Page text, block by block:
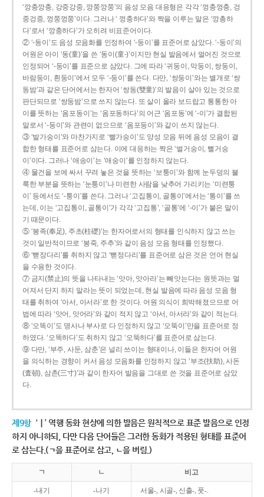
‘깡충깡충, 강중강중, 깡쭝깡쭝’의 음성 모음 대응형은 각각 ‘껑충껑충, 겅
중겅중, 껑쭝껑쭝’이다. 그러나 ‘ 껑충하다’와 짝을 이루는 말은 ‘깡총하
다’로서 ‘깡충하다’가 오히려 비표준어이다.
② ‘-동이’도 음성 모음화를 인정하여 ‘-둥이’를 표준어로 삼았다. ‘-둥이’의
어원은 아이 ‘동(童)’을 쓴 ‘동이(童-)’이지만 현실 발음에서 멀어진 것으로
인정되어 ‘-둥이’를 표준으로 삼았다. 그에 따라 ‘귀둥이, 막둥이, 쌍둥이,
바람둥이, 흰둥이’에서 모두 ‘-둥이’를 쓴다. 다만, ‘쌍둥이’와는 별개로 ‘쌍
동밤’과 같은 단어에서는 한자어 ‘쌍동(雙童)’의 발음이 살아 있는 것으로
판단되므로 ‘쌍둥밤’으로 쓰지 않는다. 또 살이 올라 보드랍고 통통한 아
이를 뜻하는 ‘옴포동이’는 ‘옴포동하다’의 어근 ‘옴포동’에 ‘-이’가 결합된
말로서 ‘-둥이’와 관련이 없으므로 ‘옴포둥이’와 같이 쓰지 않는다.
③ ‘발가숭이’와 마찬가지로 ‘빨가숭이’도 양성 모음 뒤에 음성 모음이 결
합한 형태를 표준어로 삼는다. 이에 대응하는 짝은 ‘벌거숭이, 뻘거숭
이’이다. 그러나 ‘애송이’는 ‘애숭이’를 인정하지 않는다.
④ 물건을 보에 싸서 꾸려 놓은 것을 뜻하는 ‘보퉁이’와 함께 눈두덩의 불
룩한 부분을 뜻하는 ‘눈퉁이’나 미련한 사람을 낮추어 가리키는 ‘미련퉁
이’ 등에서도 ‘-퉁이’를 쓴다. 그러나 ‘고집통이, 골통이’에서는 ‘통이’를 쓰
는데, 이는 ‘고집통이, 골통이’가 각각 ‘고집통’, ‘골통’에 ‘-이’가 붙은 말이
기 때문이다.
⑤ ‘봉족(奉足), 주초(柱礎)’는 한자어로서의 형태를 인식하지 않고 쓰는
것이 일반적이므로 ‘봉죽, 주추’와 같이 음성 모음 형태를 인정했다.
⑥ ‘뻗장다리’를 취하지 않고 ‘뻗정다리’를 표준어로 삼은 것은 언어 현실
을 수용한 것이다.
⑦ 금지(禁止)의 뜻을 나타내는 ‘앗아, 앗아라’는 빼앗는다는 원뜻과는 멀
어져서 단지 하지 말라는 뜻이 되었는데, 현실 발음에 따라 음성 모음 형
태를 취하여 ‘아서, 아서라’로 한 것이다. 어원 의식이 희박해졌으므로 어
법에 따라 ‘앗어, 앗어라’와 같이 적지 않고 ‘아서, 아서라’와 같이 적는다.
⑧ ‘오똑이’도 명사나 부사로 다 인정하지 않고 ‘오뚝이’만을 표준어로 정
하였다. ‘오똑하다’도 취하지 않고 ‘오뚝하다’를 표준어로 삼는다.
⑨ 다만, ‘부주, 사둔, 삼춘’은 널리 쓰이는 형태이나, 이들은 한자어 어원
을 의식하는 경향이 커서 음성 모음화를 인정하지 않고 ‘부조(扶助), 사돈
(査頓), 삼촌(三寸)’과 같이 한자어 발음을 그대로 쓴 것을 표준어로 삼았
다.
제9항 ‘ㅣ’ 역행 동화 현상에 의한 발음은 원칙적으로 표준 발음으로 인정
하지 아니하되, 다만 다음 단어들은 그러한 동화가 적용된 형태를 표준어
로 삼는다.(ㄱ을 표준어로 삼고, ㄴ을 버림.)
ㄱ ㄴ 비고
-내기 -나기 서울-, 시골-, 신출-, 풋-.